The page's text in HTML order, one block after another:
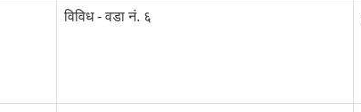
विविध - वडा नं. ६